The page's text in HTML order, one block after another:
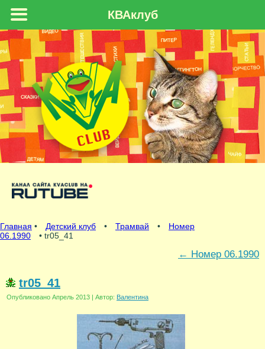
Главная • Детский клуб • Трамвай •
Номер
06.1990
• tr05_41
← Номер 06.1990
tr05_41
Опубликовано Апрель 2013 | Автор: Валентина
КВАклуб